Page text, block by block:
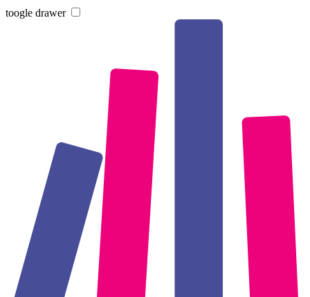
toogle drawer